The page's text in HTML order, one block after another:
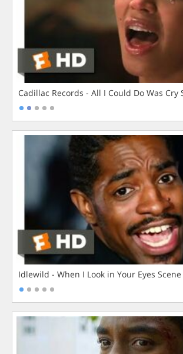
Cadillac Records - All I Could Do Was Cry
Idlewild - When I Look in Your Eyes Scene